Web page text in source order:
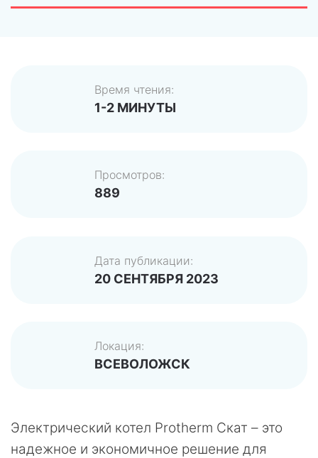
Время чтения:
1-2 МИНУТЫ
Просмотров:
889
Дата публикации:
20 СЕНТЯБРЯ 2023
Локация:
ВСЕВОЛОЖСК
Электрический котел Protherm Скат – это
надежное и экономичное решение для